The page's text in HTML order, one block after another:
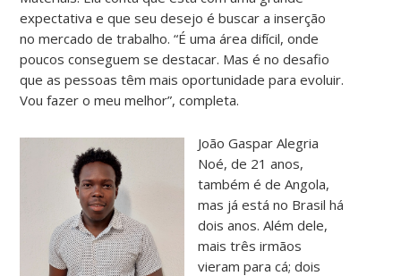
expectativa e que seu desejo é buscar a inserção
no mercado de trabalho. “É uma área difícil, onde
poucos conseguem se destacar. Mas é no desafio
que as pessoas têm mais oportunidade para evoluir.
Vou fazer o meu melhor”, completa.
João Gaspar Alegria
Noé, de 21 anos,
também é de Angola,
mas já está no Brasil há
dois anos. Além dele,
mais três irmãos
vieram para cá; dois